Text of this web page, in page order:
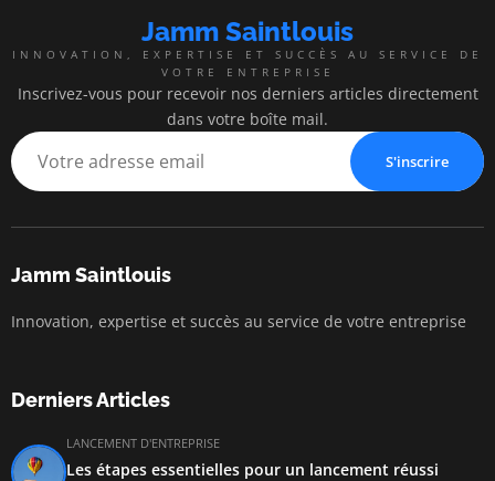
Jamm Saintlouis
INNOVATION, EXPERTISE ET SUCCÈS AU SERVICE DE
VOTRE ENTREPRISE
Inscrivez-vous pour recevoir nos derniers articles directement
dans votre boîte mail.
S'inscrire
Jamm Saintlouis
Innovation, expertise et succès au service de votre entreprise
Derniers Articles
LANCEMENT D'ENTREPRISE
Les étapes essentielles pour un lancement réussi